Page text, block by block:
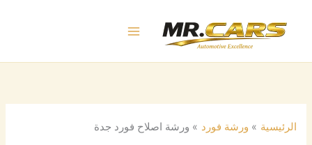
المحتوى
الرئيسية ورشة فورد ورشة اصلاح فورد جدة